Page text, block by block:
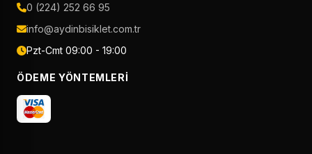
0 (224) 252 66 95
info@aydinbisiklet.com.tr
Pzt-Cmt 09:00 - 19:00
ÖDEME YÖNTEMLERI